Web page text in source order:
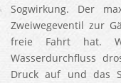
Sogwirkung. Der
Zweiwegeventil zur
freie Fahrt hat.
Wasserdurchfluss
Druck auf und das